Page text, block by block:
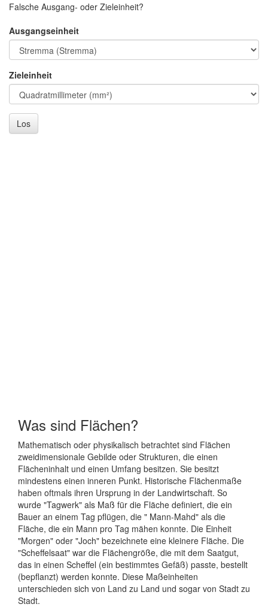
Falsche Ausgang- oder Zieleinheit?
Ausgangseinheit
Zieleinheit
Los
Was sind Flächen?
Mathematisch oder physikalisch betrachtet sind Flächen
zweidimensionale Gebilde oder Strukturen, die einen
Flächeninhalt und einen Umfang besitzen. Sie besitzt
mindestens einen inneren Punkt. Historische Flächenmaße
haben oftmals ihren Ursprung in der Landwirtschaft. So
wurde "Tagwerk" als Maß für die Fläche definiert, die ein
Bauer an einem Tag pflügen, die " Mann-Mahd" als die
Fläche, die ein Mann pro Tag mähen konnte. Die Einheit
"Morgen" oder "Joch" bezeichnete eine kleinere Fläche. Die
"Scheffelsaat" war die Flächengröße, die mit dem Saatgut,
das in einen Scheffel (ein bestimmtes Gefäß) passte, bestellt
(bepflanzt) werden konnte. Diese Maßeinheiten
unterschieden sich von Land zu Land und sogar von Stadt zu
Stadt.